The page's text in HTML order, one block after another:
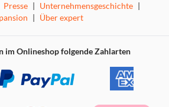
Presse | Unternehmensgeschichte |
| Über expert
im Onlineshop folgende Zahlarten